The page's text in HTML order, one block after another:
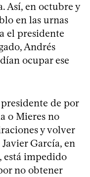
Así, en octubre y
en las urnas
el presidente
Andrés
ocupar ese
de por
o Mieres no
y volver
García, en
está impedido
no obtener